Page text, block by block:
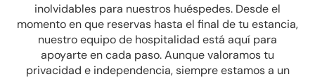
inolvidables para nuestros huéspedes. Desde el
momento en que reservas hasta el final de tu estancia,
nuestro equipo de hospitalidad está aquí para
apoyarte en cada paso. Aunque valoramos tu
privacidad e independencia, siempre estamos a un